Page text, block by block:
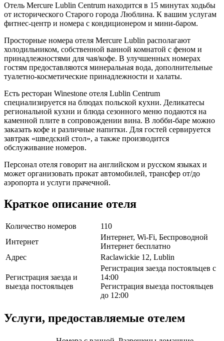
Отель Mercure Lublin Centrum находится в 15 минутах ходьбы
от исторического Старого города Люблина. К вашим услугам
фитнес-центр и номера с кондиционером и мини-баром.
Просторные номера отеля Mercure Lublin располагают
холодильником, собственной ванной комнатой с феном и
принадлежностями для чая/кофе. В улучшенных номерах
гостям предоставляются минеральная вода, дополнительные
туалетно-косметические принадлежности и халаты.
Есть ресторан Winestone отеля Lublin Centrum
специализируется на блюдах польской кухни. Деликатесы
региональной кухни и блюда сезонного меню подаются на
каменной плите в ​​сопровождении вина. В лобби-баре можно
заказать кофе и различные напитки. Для гостей сервируется
завтрак «шведский стол», а также производится
обслуживание номеров.
Персонал отеля говорит на английском и русском языках и
может организовать прокат автомобилей, трансфер от/до
аэропорта и услуги прачечной.
Краткое описание отеля
Количество номеров
110
Интернет
Интернет, Wi-Fi, Беспроводной
Интернет бесплатно
Адрес
Raclawickie 12, Lublin
Регистрация заезда и
выезда постояльцев
Регистрация заезда постояльцев с
14:00
Регистрация выезда постояльцев
до 12:00
Услуги, предоставляемые отелем